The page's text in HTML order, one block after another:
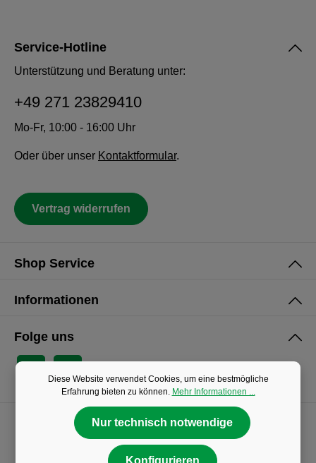
Service-Hotline
Unterstützung und Beratung unter:
+49 271 23829410
Mo-Fr, 10:00 - 16:00 Uhr
Oder über unser Kontaktformular.
Vertrag widerrufen
Shop Service
Informationen
Folge uns
Diese Website verwendet Cookies, um eine bestmögliche
Erfahrung bieten zu können. Mehr Informationen ...
Nur technisch notwendige
Konfigurieren